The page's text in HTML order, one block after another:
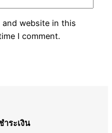
and website in this
I comment.
ำระเงิน